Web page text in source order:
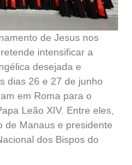
de Jesus nos
intensificar a
desejada e
dias 26 e 27 de junho
em Roma para o
Leão XIV. Entre eles,
de Manaus e presidente
dos Bispos do